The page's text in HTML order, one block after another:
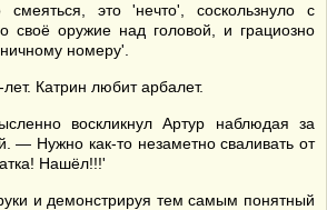
смеяться, это 'нечто', соскользнуло с
своё оружие над головой, и грациозно
номеру'.
Катрин любит арбалет.
воскликнул Артур наблюдая за
— Нужно как-то незаметно сваливать от
Нашёл!!!'
и демонстрируя тем самым понятный